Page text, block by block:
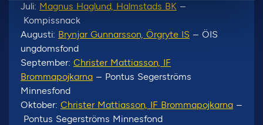
Juli: Magnus Haglund, Halmstads BK –
Kompissnack
Augusti: Brynjar Gunnarsson, Örgryte IS – ÖIS
ungdomsfond
September: Christer Mattiasson, IF
Brommapojkarna – Pontus Segerströms
Minnesfond
Oktober: Christer Mattiasson, IF Brommapojkarna –
Pontus Segerströms Minnesfond